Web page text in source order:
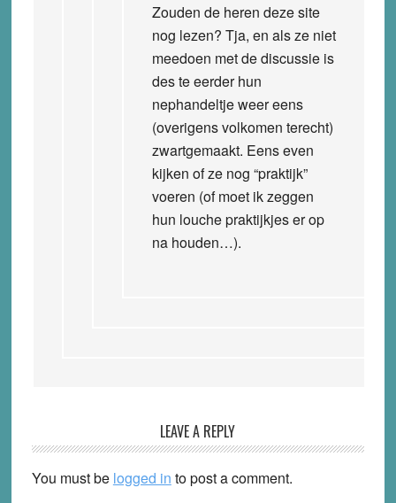
Zouden de heren deze site
nog lezen? Tja, en als ze niet
meedoen met de discussie is
des te eerder hun
nephandeltje weer eens
(overigens volkomen terecht)
zwartgemaakt. Eens even
kijken of ze nog “praktijk”
voeren (of moet ik zeggen
hun louche praktijkjes er op
na houden…).
LEAVE A REPLY
You must be logged in to post a comment.